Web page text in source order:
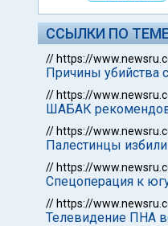
ССЫЛКИ ПО
// https://
Причины убийства
// https://
ШАБАК
// https://
Палестинцы
// https://
Спецоперация к
// https://
Телевидение ПНА